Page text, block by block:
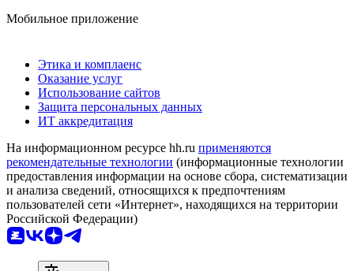
Мобильное приложение
Этика и комплаенс
Оказание услуг
Использование сайтов
Защита персональных данных
ИТ аккредитация
На информационном ресурсе hh.ru применяются
рекомендательные технологии (информационные технологии
предоставления информации на основе сбора, систематизации
и анализа сведений, относящихся к предпочтениям
пользователей сети «Интернет», находящихся на территории
Российской Федерации)